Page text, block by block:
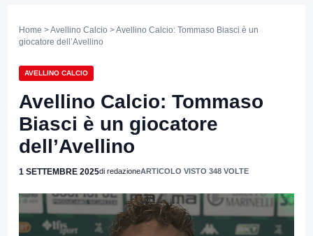
Home >Avellino Calcio > Avellino Calcio: Tommaso Biasci è un
giocatore dell’Avellino
AVELLINO CALCIO
Avellino Calcio: Tommaso
Biasci è un giocatore
dell’Avellino
1 SETTEMBRE 2025di redazioneARTICOLO VISTO 348 VOLTE